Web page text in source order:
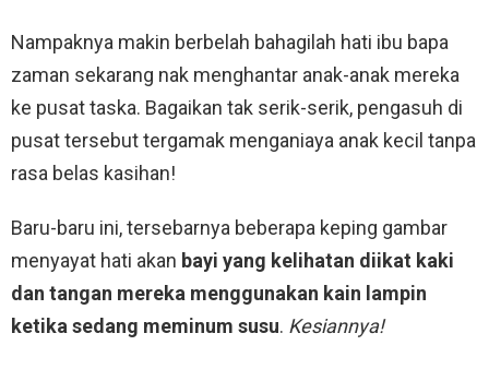
Nampaknya makin berbelah bahagilah hati ibu bapa
zaman sekarang nak menghantar anak-anak mereka
ke pusat taska. Bagaikan tak serik-serik, pengasuh di
pusat tersebut tergamak menganiaya anak kecil tanpa
rasa belas kasihan!
Baru-baru ini, tersebarnya beberapa keping gambar
menyayat hati akan bayi yang kelihatan diikat kaki
dan tangan mereka menggunakan kain lampin
ketika sedang meminum susu. Kesiannya!